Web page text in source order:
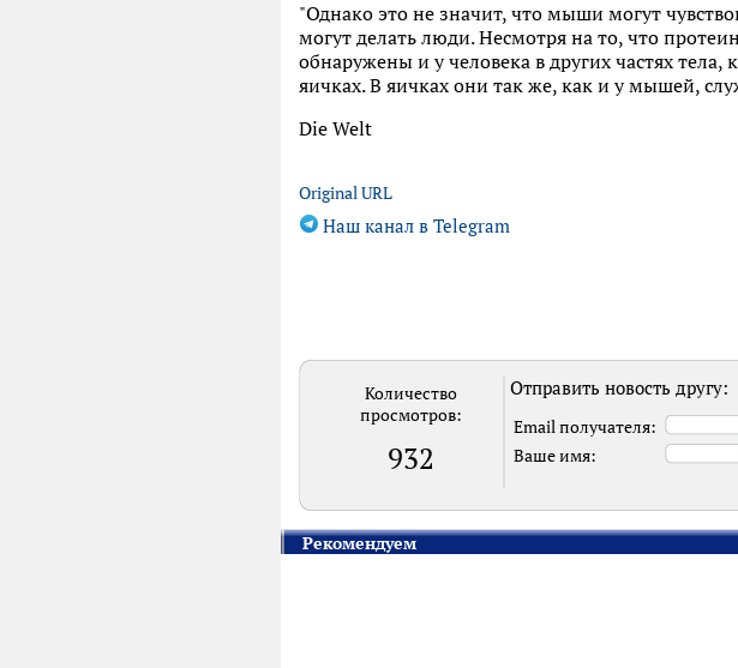
"Однако это не значит, что мыши могут
могут делать люди. Несмотря на то, что
обнаружены и у человека в других частях
яичках. В яичках они так же, как и у мышей,
Die Welt
Original URL
Наш канал в Telegram
Количество
просмотров:
932
Отправить новость другу:
Email получателя:
Ваше имя:
Рекомендуем